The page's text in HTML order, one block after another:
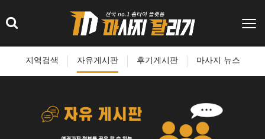
지역검색 자유게시판 후기게시판 마사지 뉴스